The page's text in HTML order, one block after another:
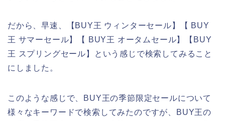
だから、早速、【BUY王 ウィンターセール】【 BUY
王 サマーセール】【 BUY王 オータムセール】【BUY
王 スプリングセール】という感じで検索してみること
にしました。
このような感じで、BUY王の季節限定セールについて
様々なキーワードで検索してみたのですが、BUY王の